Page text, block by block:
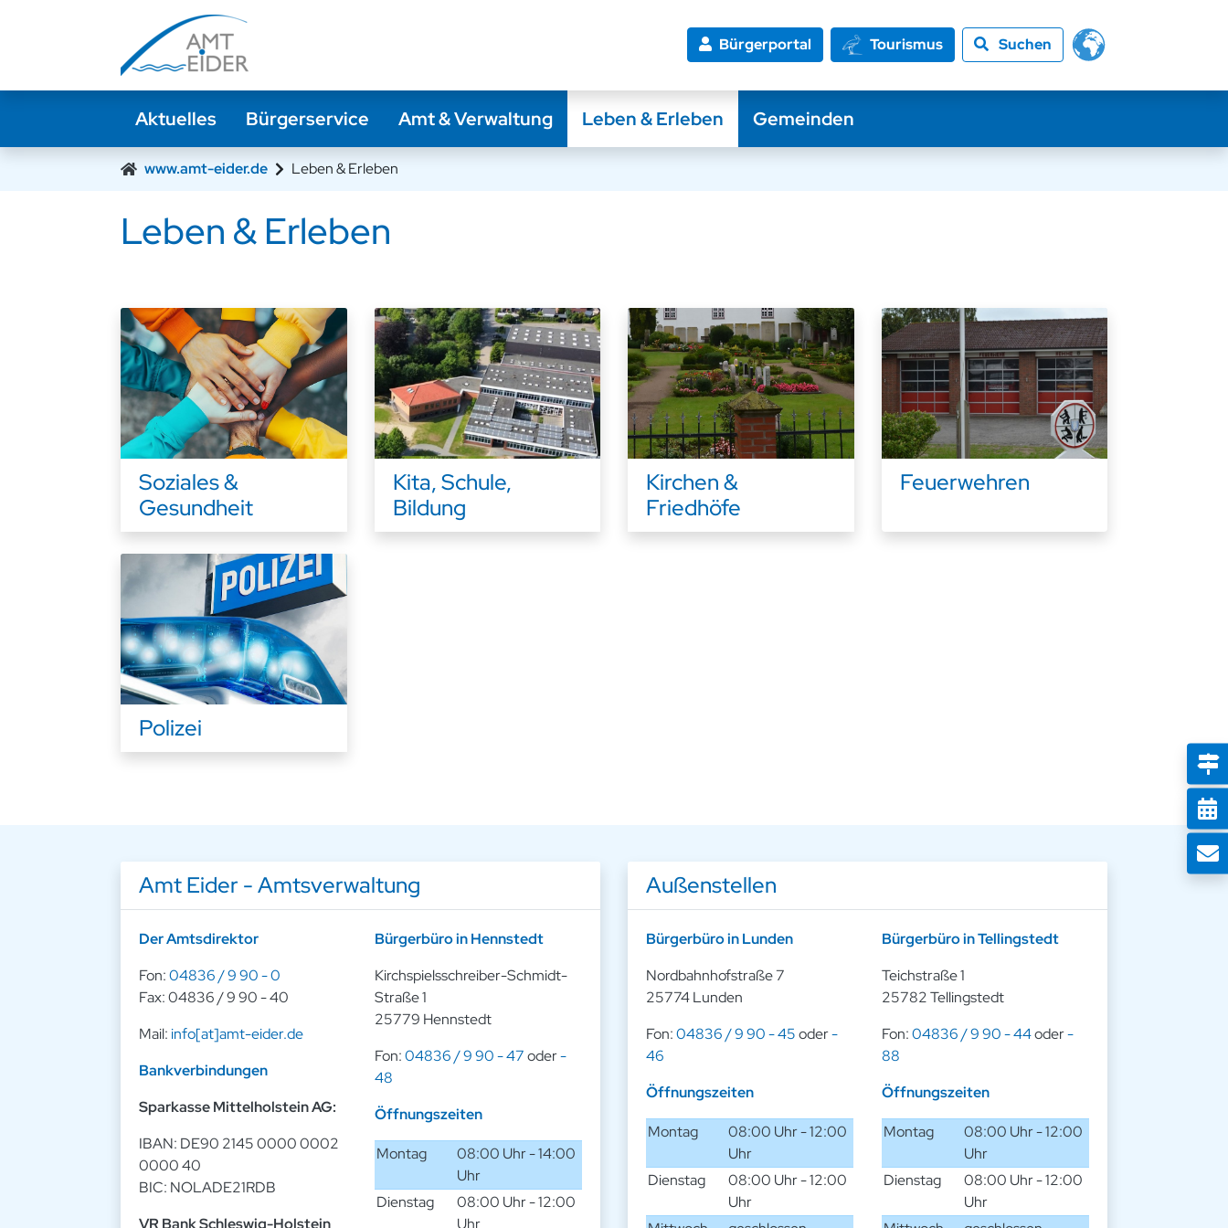
Bürgerportal
Tourismus Suchen
Aktuelles Bürgerservice Amt & Verwaltung Leben & Erleben Gemeinden
www.amt-eider.de Leben & Erleben
Leben & Erleben
Soziales &
Gesundheit
Kita, Schule,
Bildung
Kirchen &
Friedhöfe
Feuerwehren
Polizei
Amt Eider - Amtsverwaltung
Der Amtsdirektor
Fon:04836 / 9 90 - 0
Fax: 04836 / 9 90 - 40
Mail:info[at]amt-eider.de
Bankverbindungen
Sparkasse Mittelholstein AG:
IBAN: DE90 2145 0000 0002
0000 40
BIC: NOLADE21RDB
VR Bank Schleswig-Holstein
Bürgerbüro in Hennstedt
Kirchspielsschreiber-Schmidt-
Straße 1
25779 Hennstedt
Fon:04836 / 9 90 - 47oder-
48
Öffnungszeiten
Montag
08:00 Uhr - 14:00
Uhr
Dienstag
08:00 Uhr - 12:00
Uhr
Außenstellen
Bürgerbüro in Lunden
Nordbahnhofstraße 7
25774 Lunden
Fon:04836 / 9 90 - 45oder-
46
Öffnungszeiten
Montag
08:00 Uhr - 12:00
Uhr
Dienstag
08:00 Uhr - 12:00
Uhr
Bürgerbüro in Tellingstedt
Teichstraße 1
25782 Tellingstedt
Fon:04836 / 9 90 - 44oder-
88
Öffnungszeiten
Montag
08:00 Uhr - 12:00
Uhr
Dienstag
08:00 Uhr - 12:00
Uhr